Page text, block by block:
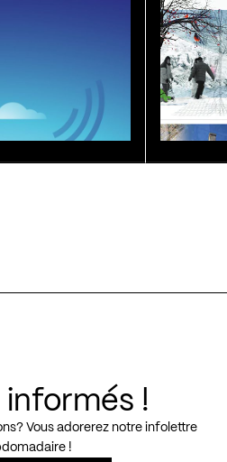
informés !
Vous adorerez notre infolettre
!